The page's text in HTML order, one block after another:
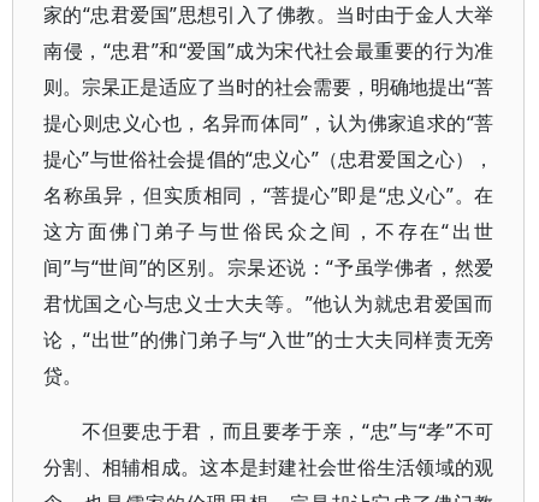
家的“忠君爱国”思想引入了佛教。当时由于金人大举
南侵，“忠君”和“爱国”成为宋代社会最重要的行为准
则。宗杲正是适应了当时的社会需要，明确地提出“菩
提心则忠义心也，名异而体同”，认为佛家追求的“菩
提心”与世俗社会提倡的“忠义心”（忠君爱国之心），
名称虽异，但实质相同，“菩提心”即是“忠义心”。在
这方面佛门弟子与世俗民众之间，不存在“出世
间”与“世间”的区别。宗杲还说：“予虽学佛者，然爱
君忧国之心与忠义士大夫等。”他认为就忠君爱国而
论，“出世”的佛门弟子与“入世”的士大夫同样责无旁
贷。
不但要忠于君，而且要孝于亲，“忠”与“孝”不可
分割、相辅相成。这本是封建社会世俗生活领域的观